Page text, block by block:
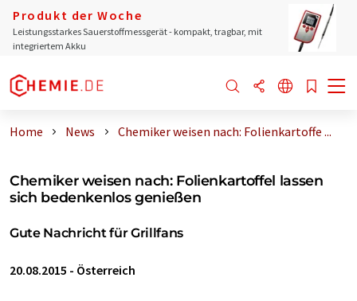
Produkt der Woche
Leistungsstarkes Sauerstoffmessgerät - kompakt, tragbar, mit
integriertem Akku
Home News Chemiker weisen nach: Folienkartoffe ...
Chemiker weisen nach: Folienkartoffel lassen
sich bedenkenlos genießen
Gute Nachricht für Grillfans
20.08.2015 - Österreich